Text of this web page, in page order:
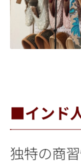
■インド
独特の商